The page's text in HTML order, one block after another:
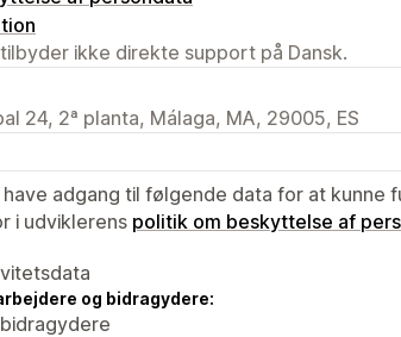
ikke direkte support på Dansk.
24, 2ª planta, Málaga, MA, 29005, ES
have adgang til følgende data for at kunne
i udviklerens politik om beskyttelse af
og bidragydere: